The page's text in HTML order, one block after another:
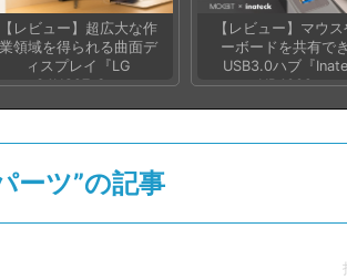
【レビュー】超広大な作
業領域を得られる曲面デ
ィスプレイ『LG
34UC97-S』
【レビュー】マウ
ーボードを共有で
USB3.0ハブ『
HB4009』
ーツ”の記事